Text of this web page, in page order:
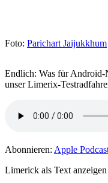
Foto: Parichart Jaijukkhum
Endlich: Was für Android-
unser Limerix-
Abonnieren: Apple
Limerick als Text anzeigen